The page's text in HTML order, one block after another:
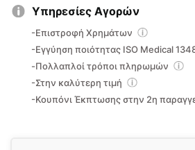
035Υπηρεσίες Αγορών
-Επιστροφή Χρημάτων
-Εγγύηση ποιότητας ISO Medical
-Πολλαπλοί τρόποι πληρωμών
-Στην καλύτερη τιμή
-Κουπόνι Έκπτωσης στην 2η